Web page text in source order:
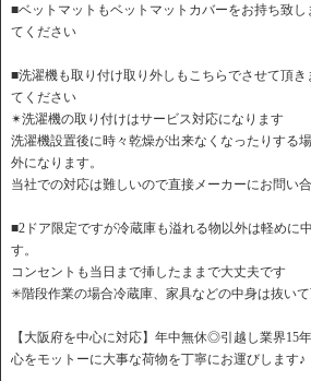
■ベットマットもベットマットカバーをお持ち致
てください
■洗濯機も取り付け取り外しもこちらでさせて頂
てください
✴︎洗濯機の取り付けはサービス対応になります
洗濯機設置後に時々乾燥が出来なくなったりする
外になります。
当社での対応は難しいので直接メーカーにお問い
■2ドア限定ですが冷蔵庫も溢れる物以外は軽めに
す。
コンセントも当日まで挿したままで大丈夫です
✳︎階段作業の場合冷蔵庫、家具などの中身は抜いて
【大阪府を中心に対応】年中無休◎引越し業界15
心をモットーに大事な荷物を丁寧にお運びします♪